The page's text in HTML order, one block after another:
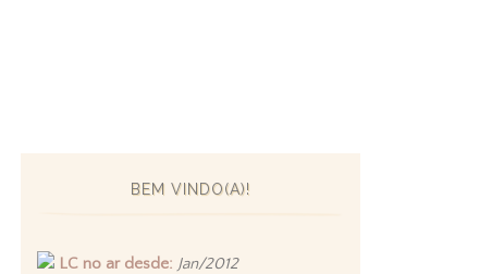
BEM VINDO(A)!
LC no ar desde: Jan/2012